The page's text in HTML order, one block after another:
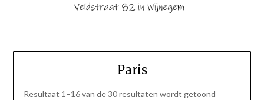
Paris
Resultaat 1–16 van de 30 resultaten wordt getoondGesorteerd